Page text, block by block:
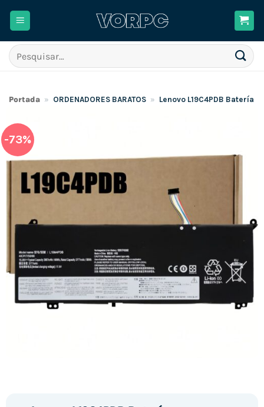
Pesquisar
por:
Portada » ORDENADORES BARATOS » Lenovo L19C4PDB Batería
-73%